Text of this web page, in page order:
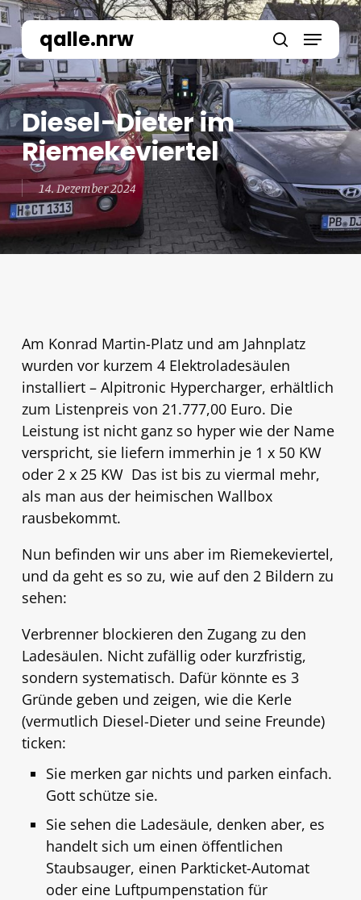
Skip
to
main
content
qalle.nrw
search
Menu
Diesel-Dieter im
Riemekeviertel
14. Dezember 2024
Am Konrad Martin-Platz und am Jahnplatz
wurden vor kurzem 4 Elektroladesäulen
installiert – Alpitronic Hypercharger, erhältlich
zum Listenpreis von 21.777,00 Euro. Die
Leistung ist nicht ganz so hyper wie der Name
verspricht, sie liefern immerhin je 1 x 50 KW
oder 2 x 25 KW Das ist bis zu viermal mehr,
als man aus der heimischen Wallbox
rausbekommt.
Nun befinden wir uns aber im Riemekeviertel,
und da geht es so zu, wie auf den 2 Bildern zu
sehen:
Verbrenner blockieren den Zugang zu den
Ladesäulen. Nicht zufällig oder kurzfristig,
sondern systematisch. Dafür könnte es 3
Gründe geben und zeigen, wie die Kerle
(vermutlich Diesel-Dieter und seine Freunde)
ticken:
Sie merken gar nichts und parken einfach.
Gott schütze sie.
Sie sehen die Ladesäule, denken aber, es
handelt sich um einen öffentlichen
Staubsauger, einen Parkticket-Automat
oder eine Luftpumpenstation für